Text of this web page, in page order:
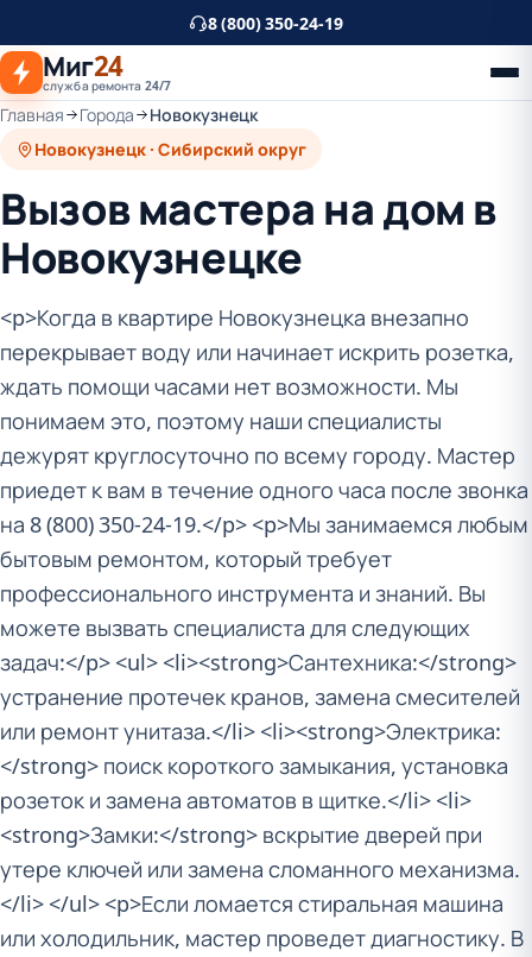
основному
контенту
8 (800) 350-24-19
Миг24
служба ремонта 24/7
Главная Города
Новокузнецк
Новокузнецк · Сибирский округ
Вызов мастера на дом в
Новокузнецке
<p>Когда в квартире Новокузнецка внезапно
перекрывает воду или начинает искрить розетка,
ждать помощи часами нет возможности. Мы
понимаем это, поэтому наши специалисты
дежурят круглосуточно по всему городу. Мастер
приедет к вам в течение одного часа после звонка
на 8 (800) 350-24-19.</p> <p>Мы занимаемся любым
бытовым ремонтом, который требует
профессионального инструмента и знаний. Вы
можете вызвать специалиста для следующих
задач:</p> <ul> <li><strong>Сантехника:</strong>
устранение протечек кранов, замена смесителей
или ремонт унитаза.</li> <li><strong>Электрика:
</strong> поиск короткого замыкания, установка
розеток и замена автоматов в щитке.</li> <li>
<strong>Замки:</strong> вскрытие дверей при
утере ключей или замена сломанного механизма.
</li> </ul> <p>Если ломается стиральная машина
или холодильник, мастер проведет диагностику. В